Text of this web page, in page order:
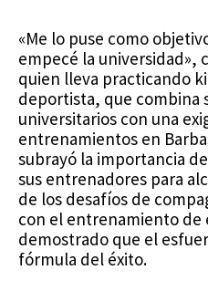
«Me lo puse como
empecé la universidad»,
quien lleva practicando
deportista, que combina
universitarios con una
entrenamientos en
subrayó la importancia
sus entrenadores para
de los desafíos de
con el entrenamiento de
demostrado que el
fórmula del éxito.